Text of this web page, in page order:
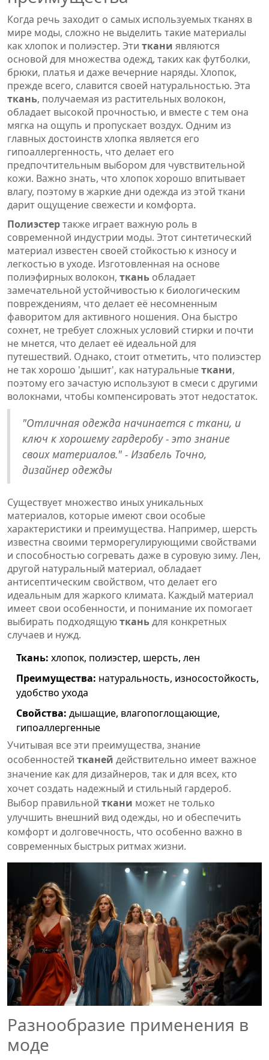
Когда речь заходит о самых используемых тканях в
мире моды, сложно не выделить такие материалы
как хлопок и полиэстер. Эти ткани являются
основой для множества одежд, таких как футболки,
брюки, платья и даже вечерние наряды. Хлопок,
прежде всего, славится своей натуральностью. Эта
ткань, получаемая из растительных волокон,
обладает высокой прочностью, и вместе с тем она
мягка на ощупь и пропускает воздух. Одним из
главных достоинств хлопка является его
гипоаллергенность, что делает его
предпочтительным выбором для чувствительной
кожи. Важно знать, что хлопок хорошо впитывает
влагу, поэтому в жаркие дни одежда из этой ткани
дарит ощущение свежести и комфорта.
Полиэстертакже играет важную роль в
современной индустрии моды. Этот синтетический
материал известен своей стойкостью к износу и
легкостью в уходе. Изготовленная на основе
полиэфирных волокон, ткань обладает
замечательной устойчивостью к биологическим
повреждениям, что делает её несомненным
фаворитом для активного ношения. Она быстро
сохнет, не требует сложных условий стирки и почти
не мнется, что делает её идеальной для
путешествий. Однако, стоит отметить, что полиэстер
не так хорошо 'дышит', как натуральныеткани,
поэтому его зачастую используют в смеси с другими
волокнами, чтобы компенсировать этот недостаток.
"Отличная одежда начинается с ткани, и
ключ к хорошему гардеробу - это знание
своих материалов." - Изабель Точно,
дизайнер одежды
Существует множество иных уникальных
материалов, которые имеют свои особые
характеристики и преимущества. Например, шерсть
известна своими терморегулирующими свойствами
и способностью согревать даже в суровую зиму. Лен,
другой натуральный материал, обладает
антисептическим свойством, что делает его
идеальным для жаркого климата. Каждый материал
имеет свои особенности, и понимание их помогает
выбирать подходящуютканьдля конкретных
случаев и нужд.
Ткань: хлопок, полиэстер, шерсть, лен
Преимущества: натуральность, износостойкость,
удобство ухода
Свойства: дышащие, влагопоглощающие,
гипоаллергенные
Учитывая все эти преимущества, знание
особенностей тканей действительно имеет важное
значение как для дизайнеров, так и для всех, кто
хочет создать надежный и стильный гардероб.
Выбор правильной ткани может не только
улучшить внешний вид одежды, но и обеспечить
комфорт и долговечность, что особенно важно в
современных быстрых ритмах жизни.
Разнообразие применения в
моде